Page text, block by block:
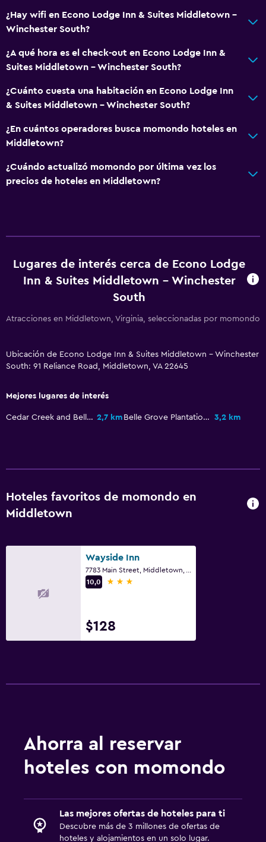
Limpieza diaria
Lavandería
Zona de trabajo
Fax/fotocopiadora
Escritorio
Alfombrado
Estacionamiento y transporte
Habitación
¿Hay wifi en Econo Lodge Inn & Suites Middletown -
Winchester South?
¿A qué hora es el check-out en Econo Lodge Inn &
Suites Middletown - Winchester South?
¿Cuánto cuesta una habitación en Econo Lodge Inn
& Suites Middletown - Winchester South?
¿En cuántos operadores busca momondo hoteles en
Middletown?
¿Cuándo actualizó momondo por última vez los
precios de hoteles en Middletown?
Lugares de interés cerca de Econo Lodge
Inn & Suites Middletown - Winchester
South
Atracciones en Middletown, Virginia, seleccionadas por momondo
Ubicación de Econo Lodge Inn & Suites Middletown - Winchester
South: 91 Reliance Road, Middletown, VA 22645
Mejores lugares de interés
Cedar Creek and Belle Grove National Historical Park 2,7 km Belle Grove Plantation 3,2 km
Hoteles favoritos de momondo en
Middletown
Wayside Inn
10,0
3 estrellas
$128
Ahorra al reservar
hoteles con momondo
Las mejores ofertas de hoteles para ti
Descubre más de 3 millones de ofertas de
hoteles y alojamientos en un solo lugar.